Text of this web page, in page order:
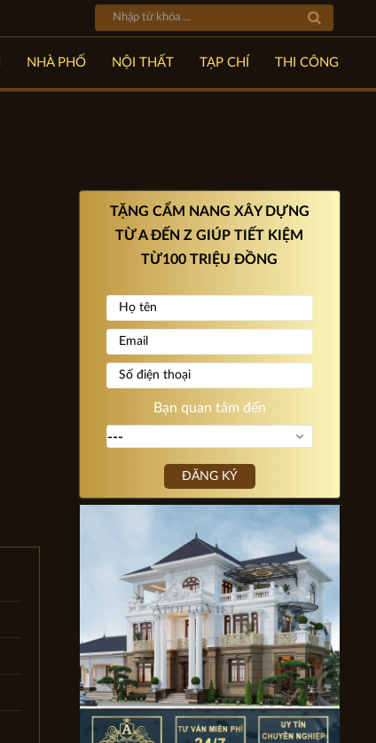
NHÀ PHỐ NỘI THẤT TẠP CHÍ THI CÔNG
TẶNG CẨM NANG XÂY DỰNG
TỪ A ĐẾN Z GIÚP TIẾT KIỆM
TỪ100 TRIỆU ĐỒNG
Bạn quan tâm đến
ĐĂNG KÝ